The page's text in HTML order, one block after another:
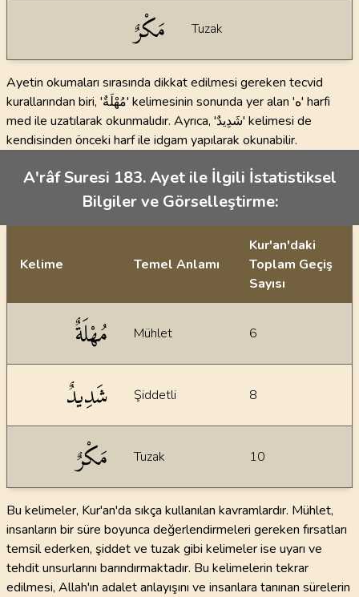
مَكْرٌ Tuzak
Ayetin okumaları sırasında dikkat edilmesi gereken tecvid
kurallarından biri, 'مُهْلَةٌ' kelimesinin sonunda yer alan 'ه' harfi
med ile uzatılarak okunmalıdır. Ayrıca, 'شَدِيدٌ' kelimesi de
kendisinden önceki harf ile idgam yapılarak okunabilir.
A'râf Suresi 183. Ayet ile İlgili İstatistiksel
Bilgiler ve Görselleştirme:
Kelime Temel Anlamı
Kur'an'daki
Toplam Geçiş
Sayısı
مُهْلَةٌ Mühlet 6
شَدِيدٌ Şiddetli 8
مَكْرٌ Tuzak 10
Bu kelimeler, Kur'an'da sıkça kullanılan kavramlardır. Mühlet,
insanların bir süre boyunca değerlendirmeleri gereken fırsatları
temsil ederken, şiddet ve tuzak gibi kelimeler ise uyarı ve
tehdit unsurlarını barındırmaktadır. Bu kelimelerin tekrar
edilmesi, Allah'ın adalet anlayışını ve insanlara tanınan sürelerin